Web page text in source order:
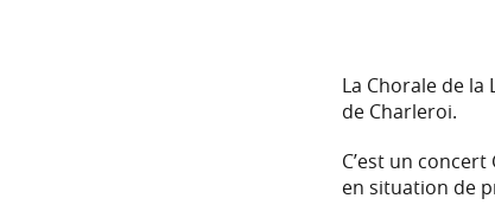
La Chorale de
de Charleroi.
C’est un
en situation de